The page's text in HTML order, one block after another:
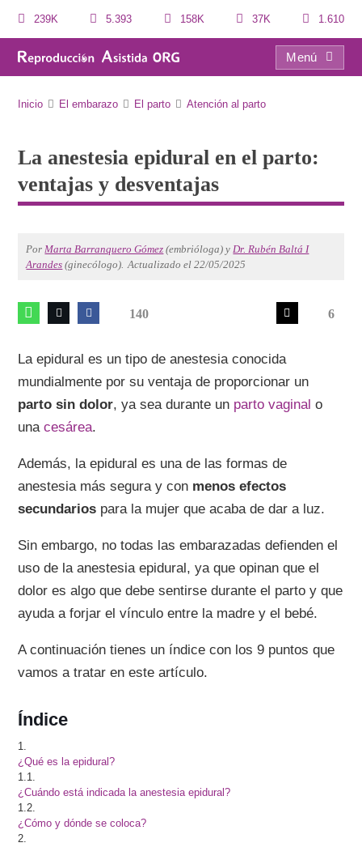
239K 5.393 158K 37K 1.610
Menú
Inicio El embarazo El parto Atención al parto
La anestesia epidural en el parto:
ventajas y desventajas
PorMarta Barranquero Gómez (embrióloga) yDr. Rubén Baltá I
Arandes (ginecólogo). Actualizado el 22/05/2025
140 6
La epidural es un tipo de anestesia conocida
mundialmente por su ventaja de proporcionar un
parto sin dolor, ya sea durante un parto vaginal o
unacesárea.
Además, la epidural es una de las formas de
anestesia más segura y con menos efectos
secundarios para la mujer que acaba de dar a luz.
Sin embargo, no todas las embarazadas defienden el
uso de la anestesia epidural, ya que opinan que el
dolor es algo que debe sentirse durante el parto y que
ayuda a forjar el vínculo entre la madre y el bebé.
A continuación tienes un índice con los 9 puntos que
vamos a tratar en este artículo.
Índice
1.
¿Qué es la epidural?
1.1.
¿Cuándo está indicada la anestesia epidural?
1.2.
¿Cómo y dónde se coloca?
2.